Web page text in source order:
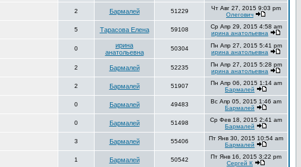
2 Бармалей 51229
Чт Авг 27, 2015 9:03 pm
Олегович
5 Тарасова Елена 59108
Ср Апр 29, 2015 4:58 am
ирина анатольевна
0
ирина
анатольевна
50304
Пн Апр 27, 2015 5:41 pm
ирина анатольевна
2 Бармалей 52235
Пн Апр 27, 2015 5:28 pm
ирина анатольевна
2 Бармалей 51907
Пн Апр 06, 2015 1:14 am
Бармалей
0 Бармалей 49483
Вс Апр 05, 2015 1:46 am
Бармалей
0 Бармалей 51498
Ср Фев 18, 2015 2:41 am
Бармалей
3 Бармалей 55406
Пт Янв 30, 2015 10:54 am
Бармалей
1 Бармалей 50542
Пт Янв 16, 2015 3:22 pm
Сергей К